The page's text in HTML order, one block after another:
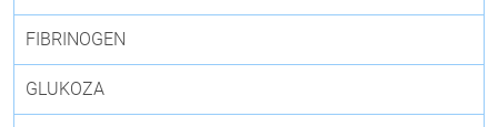
FIBRINOGEN
GLUKOZA